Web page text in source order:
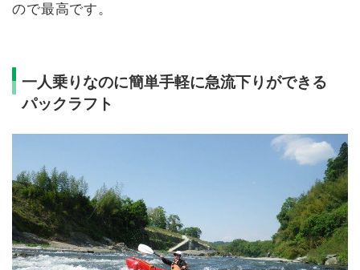
ので最高です。
一人乗りなのに簡単手軽に急流下りができる
パックラフト